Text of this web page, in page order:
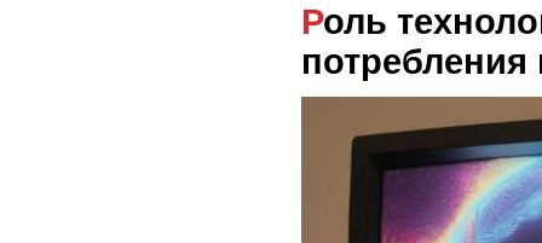
Роль технологий в снижении